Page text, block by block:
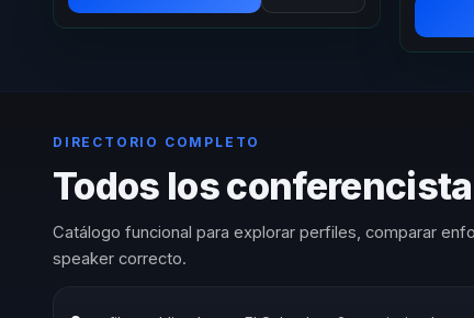
DIRECTORIO COMPLETO
Todos los
Catálogo funcional para explorar perfiles, comparar
speaker correcto.